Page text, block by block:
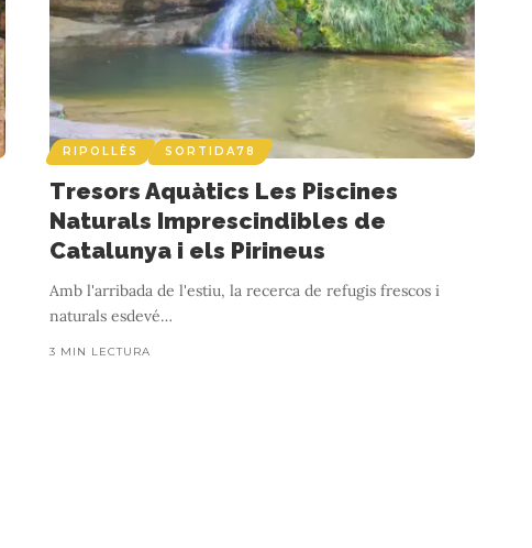
RIPOLLÈS SORTIDA78
Tresors Aquàtics Les Piscines
Naturals Imprescindibles de
Catalunya i els Pirineus
Amb l'arribada de l'estiu, la recerca de refugis frescos i
naturals esdevé…
3 MIN LECTURA